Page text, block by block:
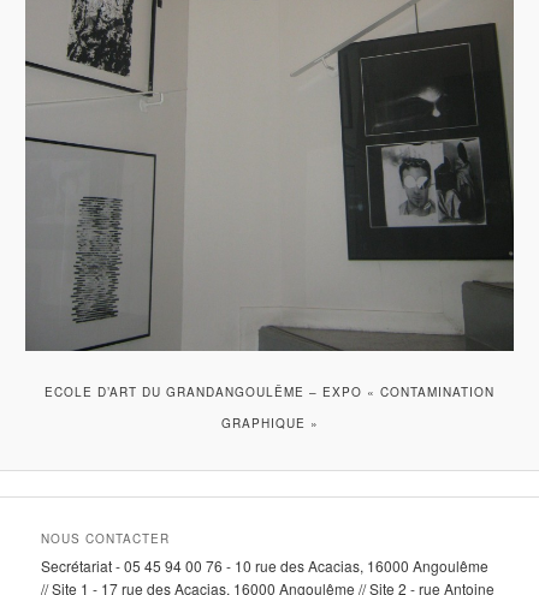
ECOLE D’ART DU GRANDANGOULÊME – EXPO « CONTAMINATION
GRAPHIQUE »
NOUS CONTACTER
Secrétariat - 05 45 94 00 76 - 10 rue des Acacias, 16000 Angoulême
// Site 1 - 17 rue des Acacias, 16000 Angoulême // Site 2 - rue Antoine